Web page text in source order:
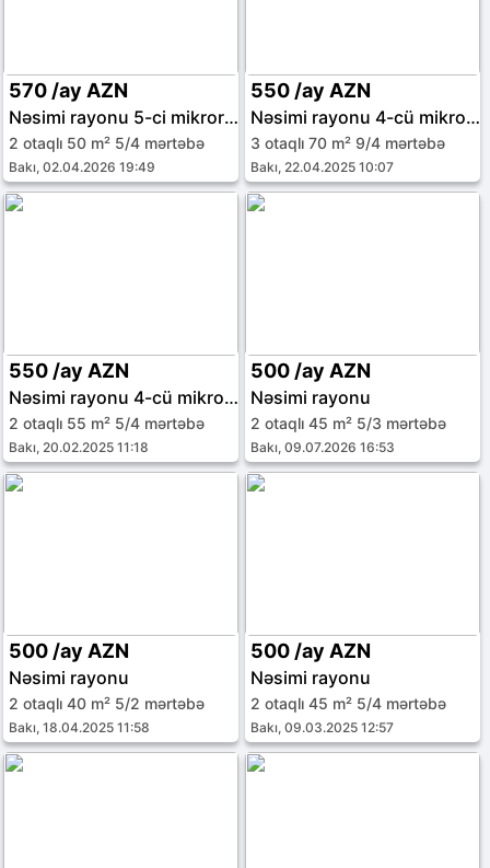
570 /ay AZN
Nəsimi rayonu 5-ci mikrorayon
2 otaqlı 50 m² 5/4 mərtəbə
Bakı, 02.04.2026 19:49
550 /ay AZN
Nəsimi rayonu 4-cü mikrorayon
3 otaqlı 70 m² 9/4 mərtəbə
Bakı, 22.04.2025 10:07
550 /ay AZN
Nəsimi rayonu 4-cü mikrorayon
2 otaqlı 55 m² 5/4 mərtəbə
Bakı, 20.02.2025 11:18
500 /ay AZN
Nəsimi rayonu
2 otaqlı 45 m² 5/3 mərtəbə
Bakı, 09.07.2026 16:53
500 /ay AZN
Nəsimi rayonu
2 otaqlı 40 m² 5/2 mərtəbə
Bakı, 18.04.2025 11:58
500 /ay AZN
Nəsimi rayonu
2 otaqlı 45 m² 5/4 mərtəbə
Bakı, 09.03.2025 12:57